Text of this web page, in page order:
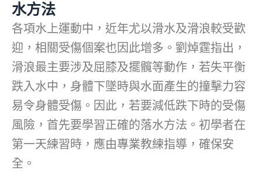
水方法
各項水上運動中，近年尤以滑水及滑浪較受歡
迎，相關受傷個案也因此增多。劉焯霆指出，
滑浪最主要涉及屈膝及擺髖等動作，若失平衡
跌入水中，身體下墜時與水面產生的撞擊力容
易令身體受傷。因此，若要減低跌下時的受傷
風險，首先要學習正確的落水方法。初學者在
第一天練習時，應由專業教練指導，確保安
全。